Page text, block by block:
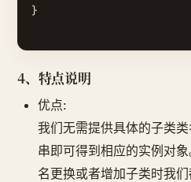
}
4、特点说明
优点:
我们无需提供具体的子类
串即可得到相应的实例对
名更换或者增加子类时我们